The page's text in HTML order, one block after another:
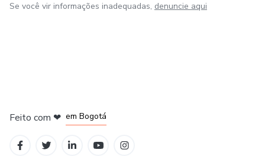
Se você vir informações inadequadas, denuncie aqui
Feito com ❤ em Bogotá